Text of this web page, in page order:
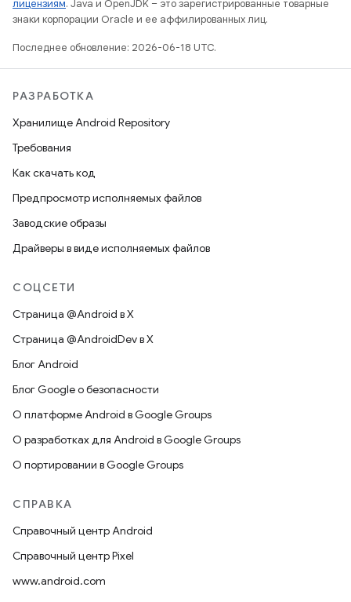
лицензиям. Java и OpenJDK – это зарегистрированные товарные
знаки корпорации Oracle и ее аффилированных лиц.
Последнее обновление: 2026-06-18 UTC.
РАЗРАБОТКА
Хранилище Android Repository
Требования
Как скачать код
Предпросмотр исполняемых файлов
Заводские образы
Драйверы в виде исполняемых файлов
СОЦСЕТИ
Страница @Android в X
Страница @AndroidDev в X
Блог Android
Блог Google о безопасности
О платформе Android в Google Groups
О разработках для Android в Google Groups
О портировании в Google Groups
СПРАВКА
Справочный центр Android
Справочный центр Pixel
www.android.com